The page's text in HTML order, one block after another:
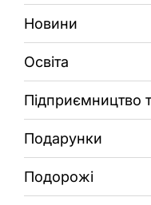
Новини
Освіта
Підприємництво
Подарунки
Подорожі